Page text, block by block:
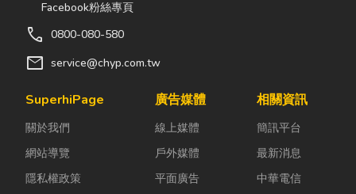
Facebook粉絲專頁
call 0800-080-580
mail service@chyp.com.tw
SuperhiPage
關於我們
網站導覽
隱私權政策
廣告媒體
線上媒體
戶外媒體
平面廣告
相關資訊
簡訊平台
最新消息
中華電信